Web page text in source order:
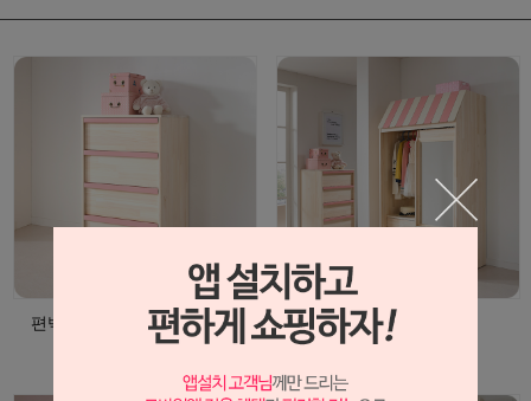
편백드림 멜로디 4단 서랍장
멜로디 거울 옷장